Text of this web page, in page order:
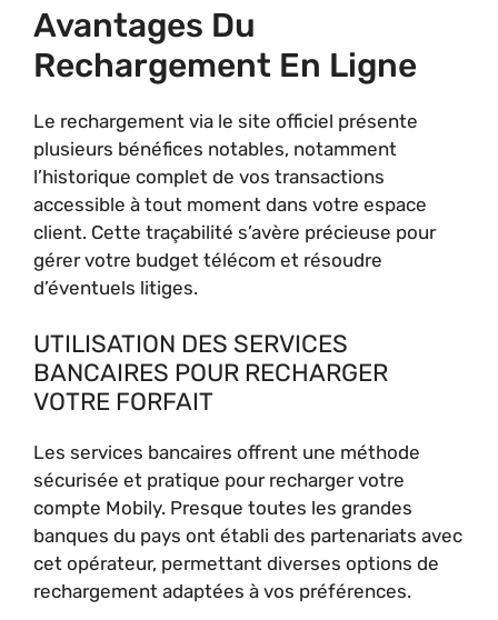
Avantages Du
Rechargement En Ligne
Le rechargement via le site officiel présente
plusieurs bénéfices notables, notamment
l’historique complet de vos transactions
accessible à tout moment dans votre espace
client. Cette traçabilité s’avère précieuse pour
gérer votre budget télécom et résoudre
d’éventuels litiges.
UTILISATION DES SERVICES
BANCAIRES POUR RECHARGER
VOTRE FORFAIT
Les services bancaires offrent une méthode
sécurisée et pratique pour recharger votre
compte Mobily. Presque toutes les grandes
banques du pays ont établi des partenariats avec
cet opérateur, permettant diverses options de
rechargement adaptées à vos préférences.